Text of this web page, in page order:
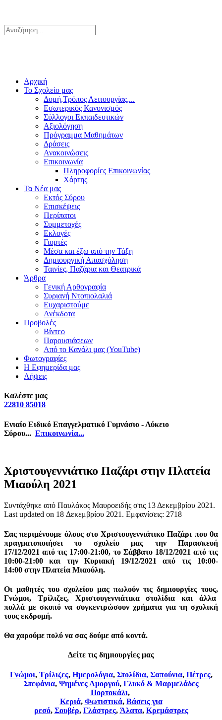
Αρχική
Το Σχολείο μας
Δομή,Τρόπος Λειτουργίας,...
Εσωτερικός Κανονισμός
Σύλλογοι Εκπαιδευτικών
Αξιολόγηση
Πρόγραμμα Μαθημάτων
Δράσεις
Ανακοινώσεις
Επικοινωνία
Πληροφορίες Επικοινωνίας
Χάρτης
Τα Νέα μας
Εκτός Σύρου
Επισκέψεις
Περίπατοι
Συμμετοχές
Εκλογές
Γιορτές
Μέσα και έξω από την Τάξη
Δημιουργική Απασχόληση
Ταινίες, Παζάρια και Θεατρικά
Άρθρα
Γενική Αρθογραφία
Συριανή Ντοπιολαλιά
Ευχαριστούμε
Ανέκδοτα
Προβολές
Βίντεο
Παρουσιάσεων
Από το Κανάλι μας (YouTube)
Φωτογραφίες
Η Εφημερίδα μας
Λήψεις
Καλέστε μας
22810 85018
Ενιαίο Ειδικό Επαγγελματικό Γυμνάσιο - Λύκειο
Σύρου... Επικοινωνία...
Χριστουγεννιάτικο Παζάρι στην Πλατεία
Μιαούλη 2021
Συντάχθηκε από Παυλάκος Μαυροειδής στις 13 Δεκεμβρίου 2021 .
Last updated on 18 Δεκεμβρίου 2021 . Εμφανίσεις: 2718
Σας περιμένουμε όλους στο Χριστουγεννιάτικο Παζάρι που θα
πραγματοποιήσει το σχολείο μας την Παρασκευή
17/12/2021 από τις 17:00-21:00, το Σάββατο 18/12/2021 από τις
10:00-21:00 και τηνΚυριακή 19/12/2021 από τις 10:00-
14:00 στην Πλατεία Μιαούλη.
Οι μαθητές του σχολείου μας πωλούν τις δημιουργίες τους,
Γνώμοι, Τρίλιζες, Χριστουγεννιάτικα στολίδιακαι άλλα
πολλά με σκοπό να συγκεντρώσουν χρήματα για τη σχολική
τους εκδρομή.
Θα χαρούμε πολύ να σας δούμε από κοντά.
Δείτε τις δημιουργίες μας
Γνώμοι, Τρίλιζες, Ημερολόγια, Στολίδια, Σαπούνια, Πέτρες,
Στεφάνια, Ψημένες Αμοργού, Γλυκό & Μαρμελάδες
Πορτοκάλι,
Κεριά, Φωτιστικά, Βάσεις για
ρεσό, Σουβέρ, Γλάστρες, Άλατα, Κρεμάστρες